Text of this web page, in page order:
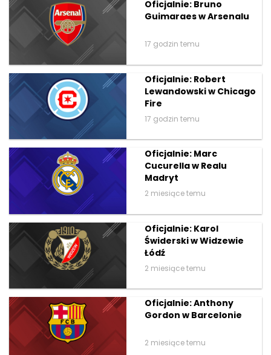
Oficjalnie: Bruno
Guimaraes w Arsenalu
17 godzin temu
Oficjalnie: Robert
Lewandowski w Chicago
Fire
17 godzin temu
Oficjalnie: Marc
Cucurella w Realu
Madryt
2 miesiące temu
Oficjalnie: Karol
Świderski w Widzewie
Łódź
2 miesiące temu
Oficjalnie: Anthony
Gordon w Barcelonie
2 miesiące temu